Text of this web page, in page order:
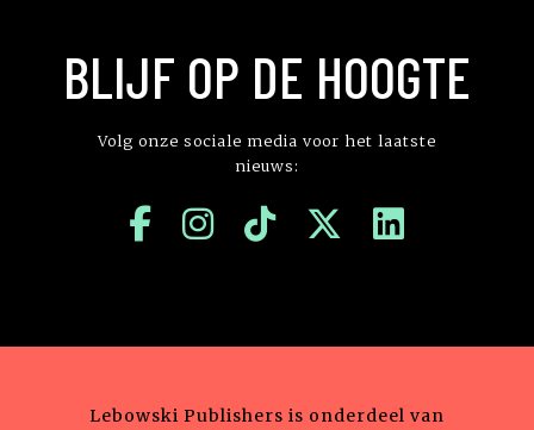
BLIJF OP DE HOOGTE
Volg onze sociale media voor het laatste
nieuws:
Lebowski Publishers is onderdeel van